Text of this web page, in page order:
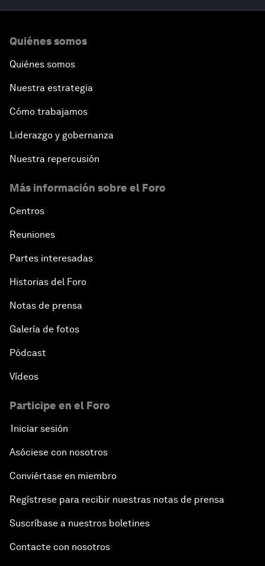
Quiénes somos
Quiénes somos
Nuestra estrategia
Cómo trabajamos
Liderazgo y gobernanza
Nuestra repercusión
Más información sobre el Foro
Centros
Reuniones
Partes interesadas
Historias del Foro
Notas de prensa
Galería de fotos
Pódcast
Vídeos
Participe en el Foro
Iniciar sesión
Asóciese con nosotros
Conviértase en miembro
Regístrese para recibir nuestras notas de prensa
Suscríbase a nuestros boletines
Contacte con nosotros